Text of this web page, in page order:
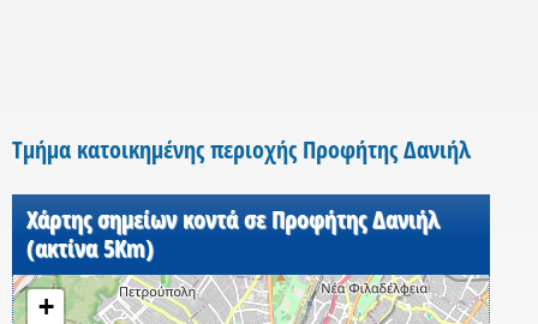
Τμήμα κατοικημένης περιοχής Προφήτης Δανιήλ
Χάρτης σημείων κοντά σε Προφήτης Δανιήλ
(ακτίνα 5Km)
+